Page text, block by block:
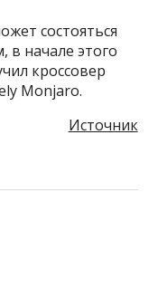
состояться
в начале этого
кроссовер
Monjaro.
Источник